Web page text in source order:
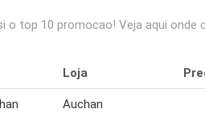
o top 10 promocao! Veja aqui
Loja
Auchan